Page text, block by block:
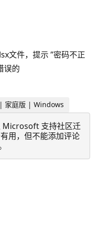
文件，提示 ”密码不正
误的
家庭版 | Windows
Microsoft 支持社区迁
用，但不能添加评论